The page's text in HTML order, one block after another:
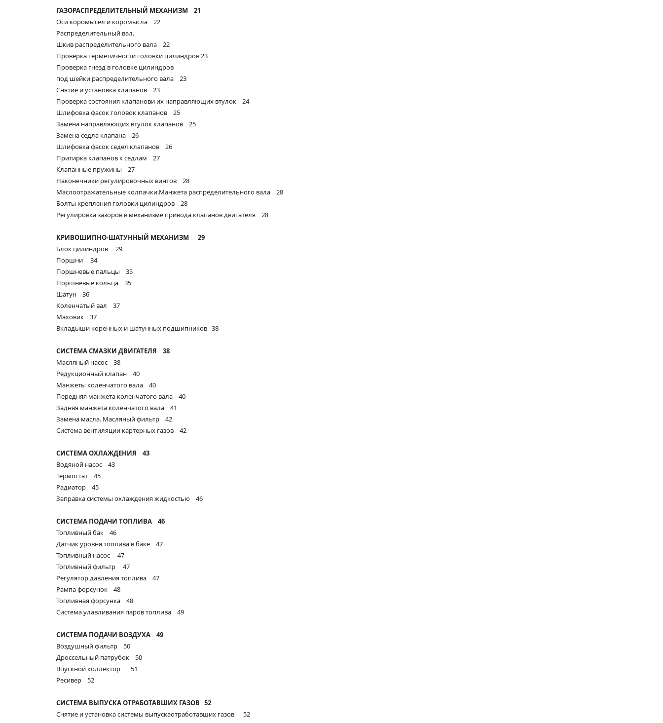
ГАЗОРАСПРЕДЕЛИТЕЛЬНЫЙ МЕХАНИЗМ 21
Оси коромысел и коромысла 22
Распределительный вал.
Шкив распределительного вала 22
Проверка герметичности головки цилиндров 23
Проверка гнезд в головке цилиндров
под шейки распределительного вала 23
Снятие и установка клапанов 23
Проверка состояния клапанови их направляющих втулок 24
Шлифовка фасок головок клапанов 25
Замена направляющих втулок клапанов 25
Замена седла клапана 26
Шлифовка фасок седел клапанов 26
Притирка клапанов к седлам 27
Клапанные пружины 27
Наконечники регулировочных винтов 28
Маслоотражательные колпачки.Манжета распределительного вала 28
Болты крепления головки цилиндров 28
Регулировка зазоров в механизме привода клапанов двигателя 28
КРИВОШИПНО-ШАТУННЫЙ МЕХАНИЗМ
29
Блок цилиндров 29
Поршни 34
Поршневые пальцы 35
Поршневые кольца 35
Шатун 36
Коленчатый вал 37
Маховик 37
Вкладыши коренных и шатунных подшипников 38
СИСТЕМА СМАЗКИ ДВИГАТЕЛЯ 38
Масляный насос 38
Редукционный клапан 40
Манжеты коленчатого вала 40
Передняя манжета коленчатого вала 40
Задняя манжета коленчатого вала 41
Замена масла. Масляный фильтр 42
Система вентиляции картерных газов 42
СИСТЕМА ОХЛАЖДЕНИЯ 43
Водяной насос 43
Термостат 45
Радиатор 45
Заправка системы охлаждения жидкостью 46
СИСТЕМА ПОДАЧИ ТОПЛИВА 46
Топливный бак 46
Датчик уровня топлива в баке 47
Топливный насос 47
Топливный фильтр 47
Регулятор давления топлива 47
Рампа форсунок 48
Топливная форсунка 48
Система улавливания паров топлива 49
СИСТЕМА ПОДАЧИ ВОЗДУХА 49
Воздушный фильтр 50
Дроссельный патрубок 50
Впускной коллектор 51
Ресивер 52
СИСТЕМА ВЫПУСКА ОТРАБОТАВШИХ ГАЗОВ 52
Снятие и установка системы выпускаотработавших газов 52